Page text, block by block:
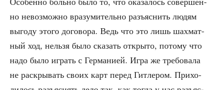
но невоз­мож­но вра­зу­ми­тель­но разъ­яс­нить людям
выго­ду это­го дого­во­ра. Ведь что это лишь шах­мат­
ный ход, нель­зя было ска­зать откры­то, пото­му что
надо было играть с Гер­ма­ни­ей. Игра же тре­бо­ва­ла
не рас­кры­вать сво­их карт перед Гит­ле­ром. При­хо­